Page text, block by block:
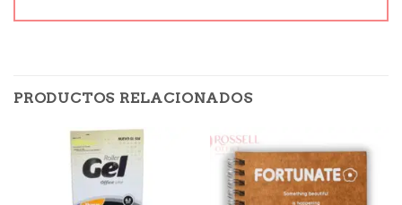
PRODUCTOS RELACIONADOS